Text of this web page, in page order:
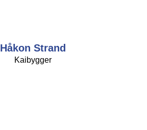
Håkon Strand
Kaibygger